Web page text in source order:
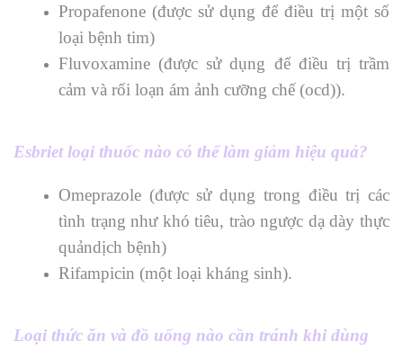
Propafenone (được sử dụng để điều trị một số
loại bệnh tim)
Fluvoxamine (được sử dụng để điều trị trầm
cảm và rối loạn ám ảnh cưỡng chế (ocd)).
Esbriet loại thuốc nào có thể làm giảm hiệu quả?
Omeprazole (được sử dụng trong điều trị các
tình trạng như khó tiêu, trào ngược dạ dày thực
quảndịch bệnh)
Rifampicin (một loại kháng sinh).
Loại thức ăn và đồ uống nào cần tránh khi dùng